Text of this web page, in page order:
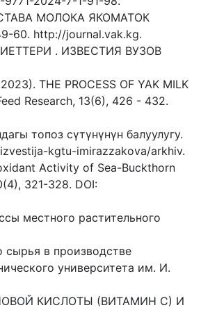
МОЛОКА ЯКОМАТОК
60. http://journal.vak.kg.
. ИЗВЕСТИЯ ВУЗОВ
THE PROCESS OF YAK MILK
Research, 13(6), 426 - 432.
топоз сүтүнүнүн балуулугу.
kgtu-imirazzakova/arkhiv.
Activity of Sea-Buckthorn
321-328. DOI:
местного растительного
в производстве
университета им. И.
КИСЛОТЫ (ВИТАМИН С) И